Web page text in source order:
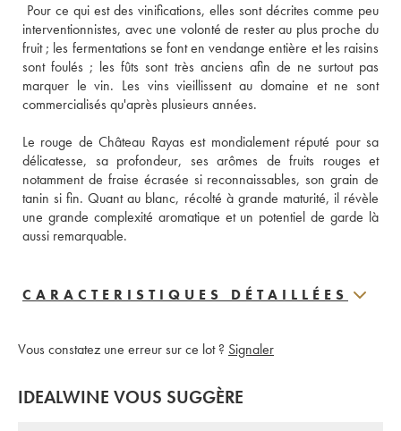
Pour ce qui est des vinifications, elles sont décrites comme peu
interventionnistes, avec une volonté de rester au plus proche du
fruit ; les fermentations se font en vendange entière et les raisins
sont foulés ; les fûts sont très anciens afin de ne surtout pas
marquer le vin. Les vins vieillissent au domaine et ne sont
commercialisés qu'après plusieurs années.
Le rouge de Château Rayas est mondialement réputé pour sa
délicatesse, sa profondeur, ses arômes de fruits rouges et
notamment de fraise écrasée si reconnaissables, son grain de
tanin si fin. Quant au blanc, récolté à grande maturité, il révèle
une grande complexité aromatique et un potentiel de garde là
aussi remarquable.
CARACTERISTIQUES DÉTAILLÉES
Vous constatez une erreur sur ce lot ? Signaler
IDEALWINE VOUS SUGGÈRE